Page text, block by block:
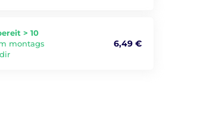
> 10
montags
6,49 €